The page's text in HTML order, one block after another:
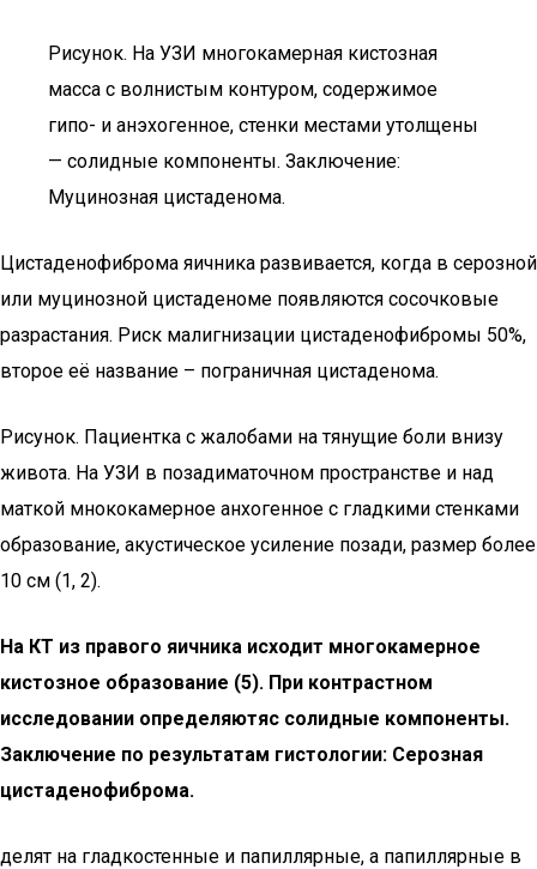
Рисунок. На УЗИ многокамерная кистозная
масса с волнистым контуром, содержимое
гипо- и анэхогенное, стенки местами утолщены
— солидные компоненты. Заключение:
Муцинозная цистаденома.
Цистаденофиброма яичника развивается, когда в серозной
или муцинозной цистаденоме появляются сосочковые
разрастания. Риск малигнизации цистаденофибромы 50%,
второе её название – пограничная цистаденома.
Рисунок. Пациентка с жалобами на тянущие боли внизу
живота. На УЗИ в позадиматочном пространстве и над
маткой мнококамерное анхогенное с гладкими стенками
образование, акустическое усиление позади, размер более
10 см (1, 2).
На КТ из правого яичника исходит многокамерное
кистозное образование (5). При контрастном
исследовании определяютяс солидные компоненты.
Заключение по результатам гистологии: Серозная
цистаденофиброма.
делят на гладкостенные и папиллярные, а папиллярные в